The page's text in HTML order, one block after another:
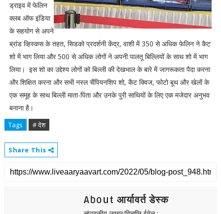
ड्राइव में फेलिन
क्लब ऑफ इंडिया
के सहयोग से अपने
ब्रांड व्हिस्कस के तहत, सिडको प्रदर्शनी केंद्र, वाशी में 350 से अधिक फेलिन ने कैट
शो में भाग लिया और 500 से अधिक लोगों ने अपनी पालतू बिल्लियों के साथ शो में भाग
लिया। इस शो का उद्देश्य लोगों को बिल्ली की देखभाल के बारे में जागरूकता पैदा करना
और शिक्षित करना और सभी नस्ल चैंपियनशिप शो, कैट क्विज, फोटो बूथ और खेलों के
एक समूह के साथ बिल्ली माता-पिता और उनके पुरी साथियों के लिए एक मजेदार अनुभव
बनाना है।
Tags # देश
Share This
About आर्यावर्त डेस्क